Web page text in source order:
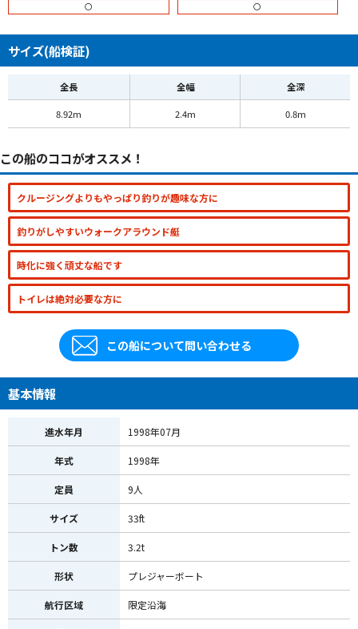
〇
〇
サイズ(船検証)
全長 全幅 全深
8.92m 2.4m 0.8m
この船のココがオススメ！
クルージングよりもやっぱり釣りが趣味な方に
釣りがしやすいウォークアラウンド艇
時化に強く頑丈な船です
トイレは絶対必要な方に
この船について問い合わせる
基本情報
進水年月 1998年07月
年式 1998年
定員 9人
サイズ 33ft
トン数 3.2t
形状 プレジャーボート
航行区域 限定沿海